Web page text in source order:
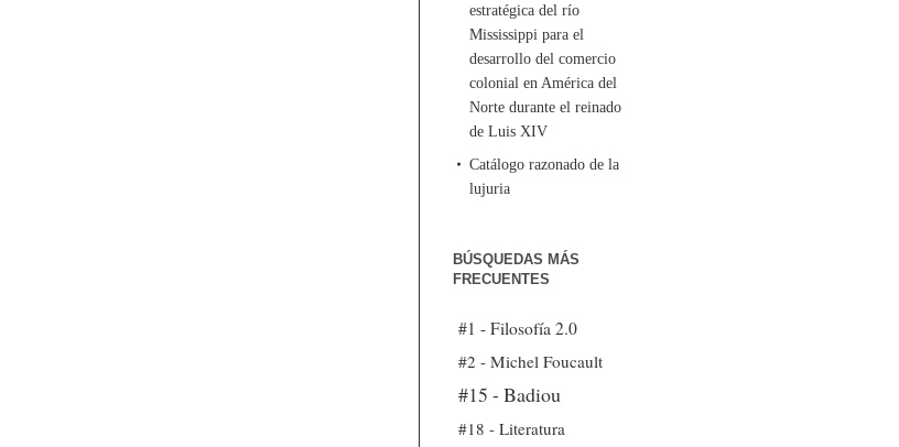
estratégica del río
Mississippi para el
desarrollo del comercio
colonial en América del
Norte durante el reinado
de Luis XIV
Catálogo razonado de la
lujuria
BÚSQUEDAS MÁS
FRECUENTES
#1 - Filosofía 2.0
#2 - Michel Foucault
#15 - Badiou
#18 - Literatura